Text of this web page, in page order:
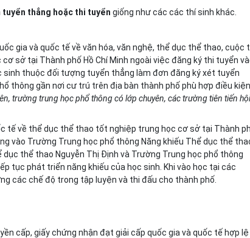
tuyển thẳng hoặc thi tuyển giống như các các thí sinh khác.
gia và quốc tế về văn hóa, văn nghệ, thể dục thể thao, cuộc
sở tại Thành phố Hồ Chí Minh ngoài việc đăng ký thi tuyển
thuộc đối tượng tuyển thẳng làm đơn đăng ký xét tuyển
thông gần nơi cư trú trên địa bàn thành phố phù hợp điều kiện
trường trung học phổ thông có lớp chuyên, các trường tiên tiến hội
tế về thể dục thể thao tốt nghiệp trung học cơ sở tại Thành
vào Trường Trung học phổ thông Năng khiếu Thể dục thể
thể thao Nguyễn Thị Định và Trường Trung học phổ thông
tục phát triển năng khiếu của học sinh. Khi vào học tại các
các chế độ trong tập luyện và thi đấu cho thành phố.
cấp, giấy chứng nhận đạt giải cấp quốc gia và quốc tế hợp lệ